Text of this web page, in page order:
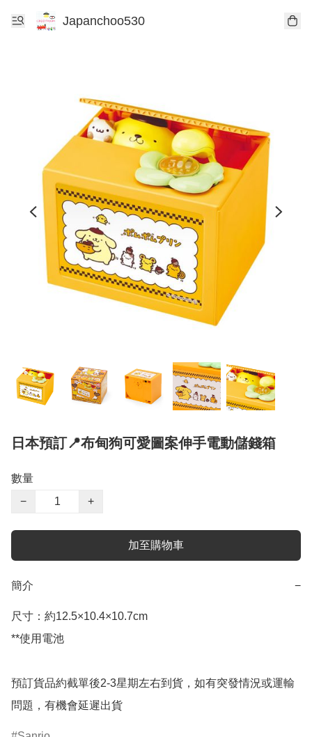
Japanchoo530
日本預訂📍布甸狗可愛圖案伸手電動儲錢箱
數量
−
+
加至購物車
簡介 −
尺寸：約12.5×10.4×10.7cm
**使用電池
預訂貨品約截單後2-3星期左右到貨，如有突發情況或運輸
問題，有機會延遲出貨